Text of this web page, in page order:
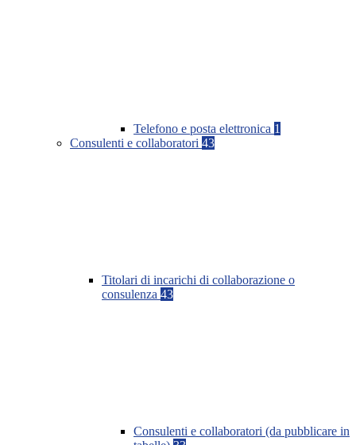
Telefono e posta elettronica 1
Consulenti e collaboratori 43
Titolari di incarichi di collaborazione o
consulenza 43
Consulenti e collaboratori (da pubblicare in